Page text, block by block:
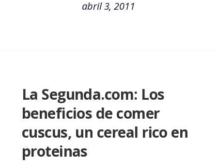
abril 3, 2011
La Segunda.com: Los
beneficios de comer
cuscus, un cereal rico en
proteinas